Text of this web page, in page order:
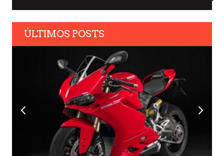
ÚLTIMOS POSTS